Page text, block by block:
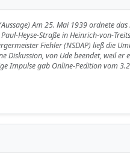
Am 25. Mai 1939 ordnete
Heyse-Straße in Heinrich-von-
Fiehler (NSDAP) ließ die
Diskussion, von Ude beendet, weil
Impulse gab Online-Pedition vom